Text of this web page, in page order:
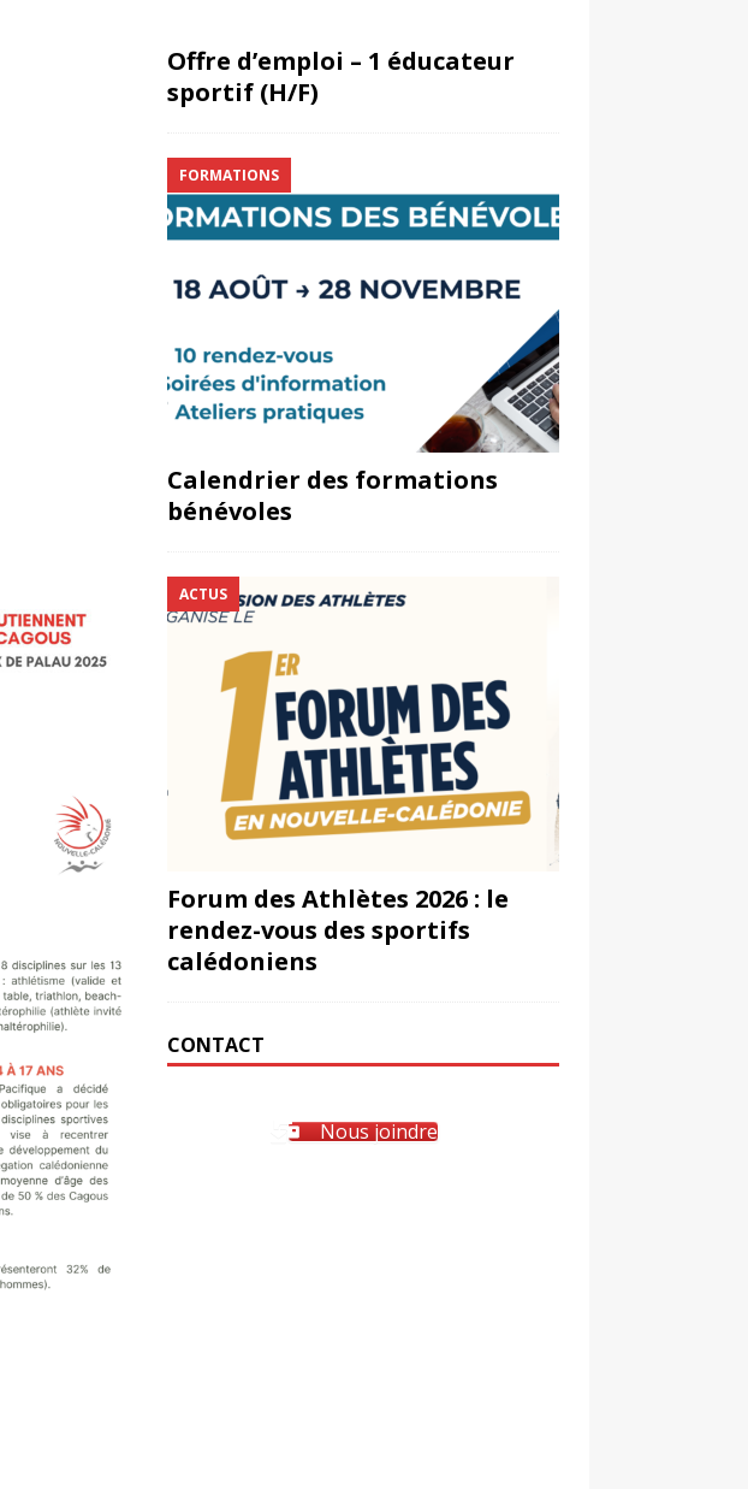
Offre d’emploi – 1 éducateur
sportif (H/F)
FORMATIONS
Calendrier des formations
bénévoles
ACTUS
Forum des Athlètes 2026 : le
rendez-vous des sportifs
calédoniens
CONTACT
Nous joindre